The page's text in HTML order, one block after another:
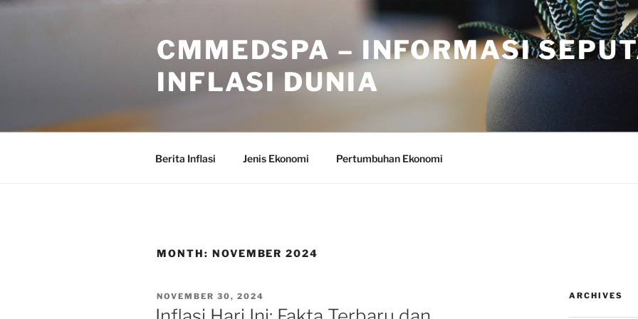
Skip
CMMEDSPA – INFORMASI
INFLASI DUNIA
Berita Inflasi Jenis Ekonomi Pertumbuhan Ekonomi
MONTH: NOVEMBER 2024
POSTED
ON
NOVEMBER 30, 2024 ARCHIVES